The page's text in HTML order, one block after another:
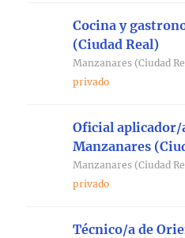
Cocina y
(Ciudad Real)
Manzanares (Ciudad
privado
Oficial aplicador/
Manzanares
Manzanares (Ciudad
privado
Técnico/a de